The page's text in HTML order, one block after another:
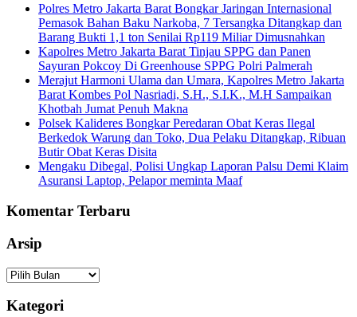
Polres Metro Jakarta Barat Bongkar Jaringan Internasional
Pemasok Bahan Baku Narkoba, 7 Tersangka Ditangkap dan
Barang Bukti 1,1 ton Senilai Rp119 Miliar Dimusnahkan
Kapolres Metro Jakarta Barat Tinjau SPPG dan Panen
Sayuran Pokcoy Di Greenhouse SPPG Polri Palmerah
Merajut Harmoni Ulama dan Umara, Kapolres Metro Jakarta
Barat Kombes Pol Nasriadi, S.H., S.I.K., M.H Sampaikan
Khotbah Jumat Penuh Makna
Polsek Kalideres Bongkar Peredaran Obat Keras Ilegal
Berkedok Warung dan Toko, Dua Pelaku Ditangkap, Ribuan
Butir Obat Keras Disita
Mengaku Dibegal, Polisi Ungkap Laporan Palsu Demi Klaim
Asuransi Laptop, Pelapor meminta Maaf
Komentar Terbaru
Arsip
Arsip
Kategori